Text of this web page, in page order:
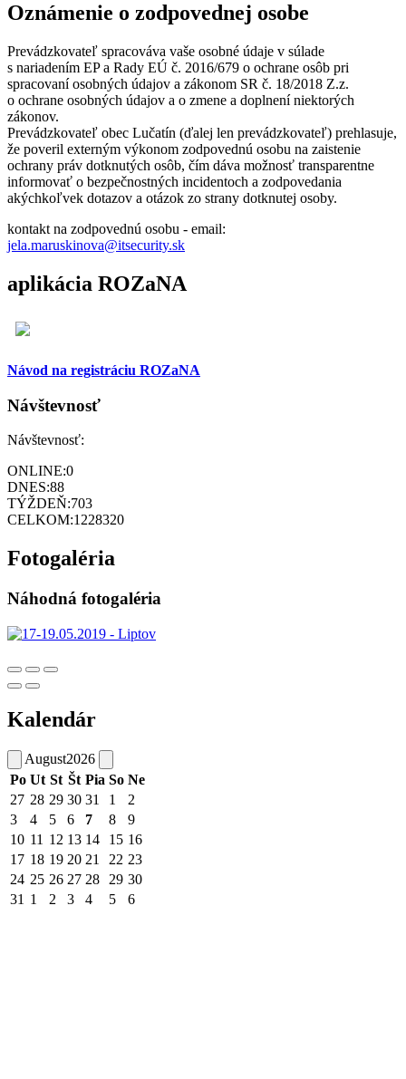
Oznámenie o zodpovednej osobe
Prevádzkovateľ spracováva vaše osobné údaje v súlade
s nariadením EP a Rady EÚ č. 2016/679 o ochrane osôb pri
spracovaní osobných údajov a zákonom SR č. 18/2018 Z.z.
o ochrane osobných údajov a o zmene a doplnení niektorých
zákonov.
Prevádzkovateľ obec Lučatín (ďalej len prevádzkovateľ) prehlasuje,
že poveril externým výkonom zodpovednú osobu na zaistenie
ochrany práv dotknutých osôb, čím dáva možnosť transparentne
informovať o bezpečnostných incidentoch a zodpovedania
akýchkoľvek dotazov a otázok zo strany dotknutej osoby.
kontakt na zodpovednú osobu - email:
jela.maruskinova@itsecurity.sk
aplikácia ROZaNA
Návod na registráciu ROZaNA
Návštevnosť
Návštevnosť:
ONLINE:0
DNES:88
TÝŽDEŇ:703
CELKOM:1228320
Fotogaléria
Náhodná fotogaléria
Kalendár
August2026
Po Ut St Št Pia So Ne
27 28 29 30 31 1
2
3
4 5 6 7 8
9
10 11 12 13 14 15 16
17 18 19 20 21 22 23
24 25 26 27 28 29 30
31 1 2 3 4 5 6